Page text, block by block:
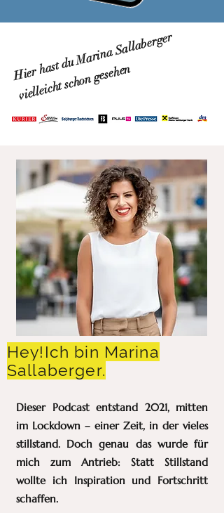
Hier hast du Marina Sallaberger
vielleicht schon gesehen
Hey!Ich bin Marina
Sallaberger.
Dieser Podcast entstand 2021, mitten
im Lockdown – einer Zeit, in der vieles
stillstand. Doch genau das wurde für
mich zum Antrieb: Statt Stillstand
wollte ich Inspiration und Fortschritt
schaffen.